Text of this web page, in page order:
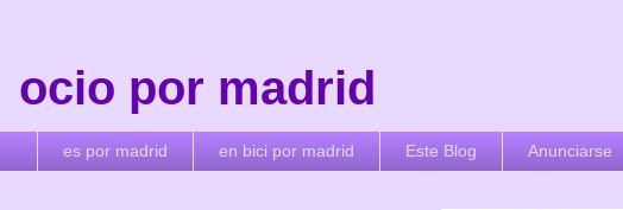
ocio por madrid
es por madrid en bici por madrid Este Blog Anunciarse